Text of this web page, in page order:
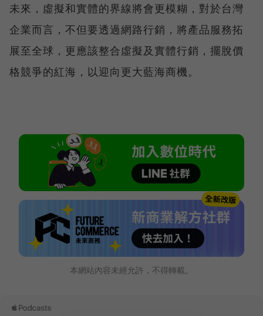
未來，虛擬和實體的界線將會更模糊，對於台灣
企業而言，不但要透過網路行銷，將產品服務拓
展至全球，更應該整合虛擬及實體行銷，擺脫價
格競爭的紅海，以迎向更大藍海商機。
本網站內容未經允許，不得轉載。